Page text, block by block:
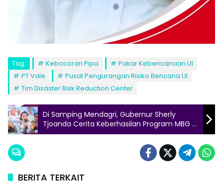
Tag: Kebocoran Pipa
Pakar Kebencanaan UI
PT Vale
Pusat Pengurangan Risiko Bencana UI
Tim Disaster Risk Reduction Center
Di Samping Mendagri, Gubernur Sherly
Tjoanda Cerita Keberhasilan Program MBG di
Maluku Utara
BERITA TERKAIT